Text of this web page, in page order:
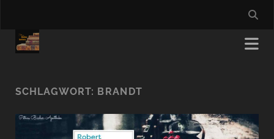
SCHLAGWORT: BRANDT